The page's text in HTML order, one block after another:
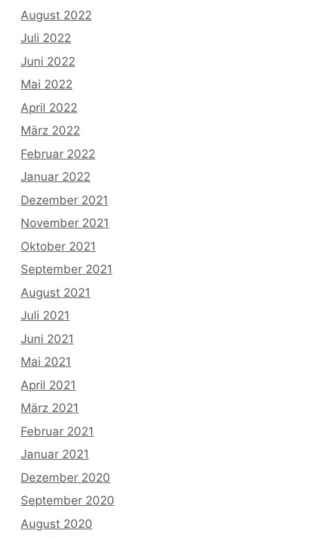
August 2022
Juli 2022
Juni 2022
Mai 2022
April 2022
März 2022
Februar 2022
Januar 2022
Dezember 2021
November 2021
Oktober 2021
September 2021
August 2021
Juli 2021
Juni 2021
Mai 2021
April 2021
März 2021
Februar 2021
Januar 2021
Dezember 2020
September 2020
August 2020